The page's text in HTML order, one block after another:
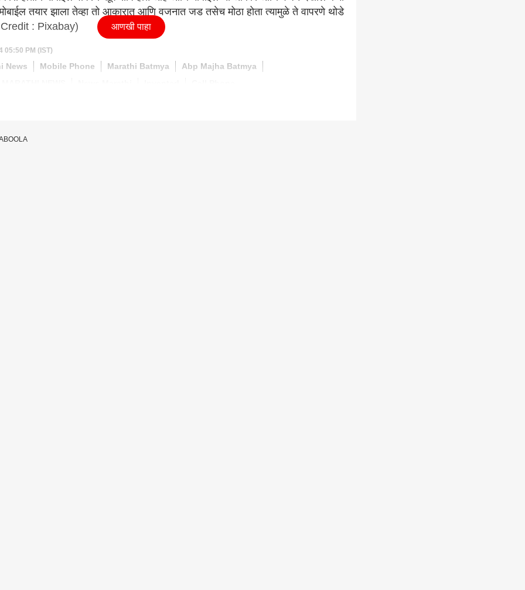
तयार झाला तेव्हा तो आकारात आणि वजनात जड तसेच मोठा होता त्यामुळे ते वापरणे थोडे
Credit : Pixabay)
05:50 PM (IST)
News Mobile Phone Marathi Batmya
Abp Majha Batmya
आणखी पाहा